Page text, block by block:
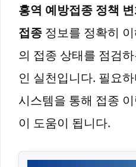
홍역 예방접종 정책
접종 정보를 정확히
의 접종 상태를 점검
인 실천입니다. 필요
시스템을 통해 접종
이 도움이 됩니다.